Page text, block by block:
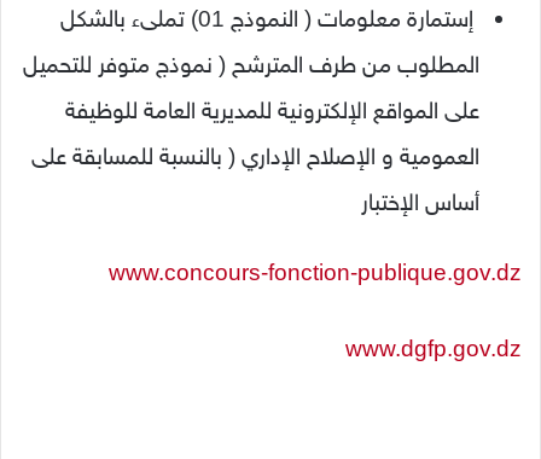
إستمارة معلومات ( النموذج 01) تملىء بالشكل
المطلوب من طرف المترشح ( نموذج متوفر للتحميل
على المواقع الإلكترونية للمديرية العامة للوظيفة
العمومية و الإصلاح الإداري ( بالنسبة للمسابقة على
أساس الإختبار
www.concours-fonction-publique.gov.dz
www.dgfp.gov.dz